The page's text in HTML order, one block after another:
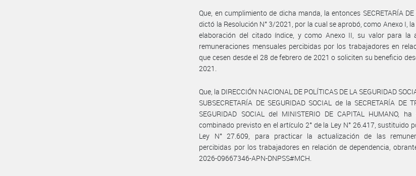
Que, en cumplimiento de dicha manda, la entonces SECRETARÍA DE
dictó la Resolución N° 3/2021, por la cual se aprobó, como Anexo I,
elaboración del citado índice, y como Anexo II, su valor para la
remuneraciones mensuales percibidas por los trabajadores en
que cesen desde el 28 de febrero de 2021 o soliciten su beneficio
2021.
Que, la DIRECCIÓN NACIONAL DE POLÍTICAS DE LA SEGURIDAD
SUBSECRETARÍA DE SEGURIDAD SOCIAL de la SECRETARÍA DE
SEGURIDAD SOCIAL del MINISTERIO DE CAPITAL HUMANO,
combinado previsto en el artículo 2° de la Ley N° 26.417, sustituido
Ley N° 27.609, para practicar la actualización de las
percibidas por los trabajadores en relación de dependencia,
2026-09667346-APN-DNPSS#MCH.